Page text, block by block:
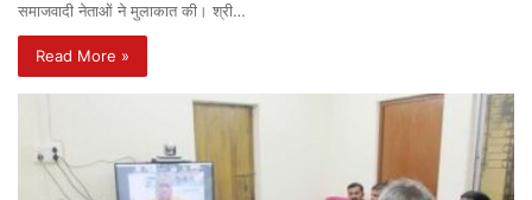
समाजवादी नेताओं ने मुलाकात की। श्री…
Read More »